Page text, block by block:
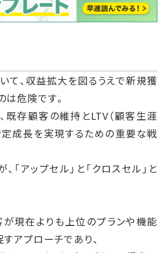
て、収益拡大を図るうえで新規獲
危険です。
既存顧客の維持とLTV（顧客生涯
定成長を実現するための重要な戦
「アップセル」と「クロスセル」と
が現在よりも上位のプランや機能
アプローチであり、